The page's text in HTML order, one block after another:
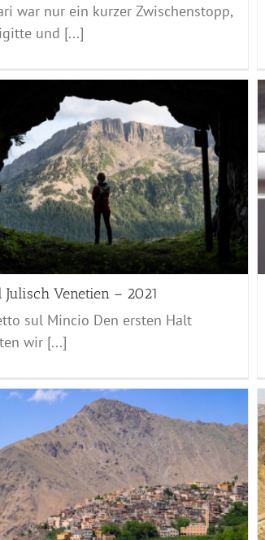
war nur ein kurzer Zwischenstopp,
und [...]
Julisch Venetien – 2021
sul Mincio Den ersten Halt
wir [...]
Slowakei 2020
Slowakei - 2020
10: Irgendwo – Tizi’n Test
Marocco - 2017